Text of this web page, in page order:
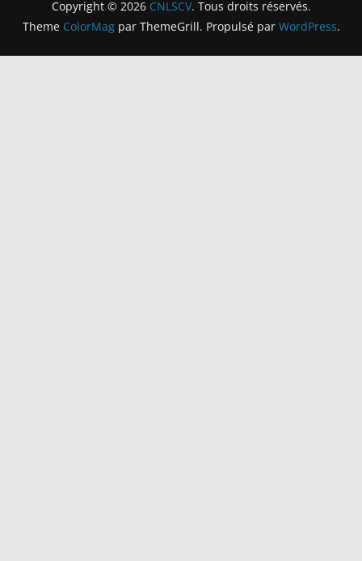
Copyright © 2026 CNLSCV. Tous droits réservés.
Theme ColorMagpar ThemeGrill. Propulsé par WordPress.